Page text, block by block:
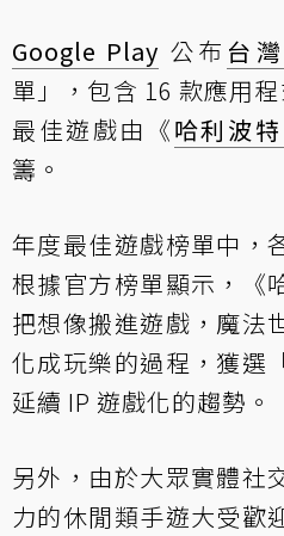
Google Play 公布 台灣
單」，包含 16 款應用
最佳遊戲由《哈利波
籌。
年度最佳遊戲榜單中，
根據官方榜單顯示，《
把想像搬進遊戲，魔法
化成玩樂的過程，獲選
延續 IP 遊戲化的趨勢。
另外，由於大眾實體社
力的休閒類手遊大受歡